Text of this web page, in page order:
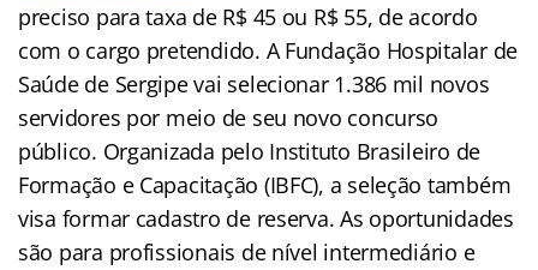
preciso para taxa de R$ 45 ou R$ 55, de acordo
com o cargo pretendido. A Fundação Hospitalar de
Saúde de Sergipe vai selecionar 1.386 mil novos
servidores por meio de seu novo concurso
público. Organizada pelo Instituto Brasileiro de
Formação e Capacitação (IBFC), a seleção também
visa formar cadastro de reserva. As oportunidades
são para profissionais de nível intermediário e